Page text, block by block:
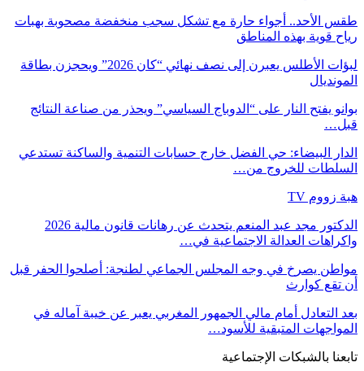
طقس الأحد.. أجواء حارة مع تشكل سجب منخفضة مصحوبة بهبات
رياح قوية بهذه المناطق
لبؤات الأطلس يعبرن إلى نصف نهائي “كان 2026” ويحجزن بطاقة
المونديال
بوانو يفتح النار على “الدوباج السياسي” ويحذر من صناعة النتائج
قبل…
الدار البيضاء: حي الفضل خارج حسابات التنمية والساكنة تستدعي
السلطات للخروج من…
هبة زووم TV
الدكتور مجد عبد المنعم يتحدث عن رهانات قانون مالية 2026
واكراهات العدالة الاجتماعية في…
مواطن يصرخ في وجه المجلس الجماعي لطنجة: أصلحوا الحفر قبل
أن تقع كوارث
بعد التعادل أمام مالي الجمهور المغربي يعبر عن خيبة آماله في
المواجهات المتبقية للأسود…
تابعنا بالشبكات الإجتماعية